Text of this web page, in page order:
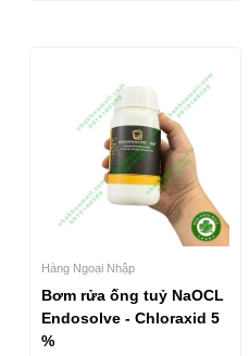
Hàng Ngoại Nhập
Bơm rửa ống tuỷ NaOCL
Endosolve - Chloraxid 5
%